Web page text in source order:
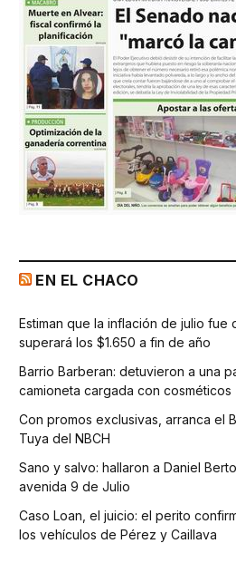
EN EL CHACO
Estiman que la inflación de julio
superará los $1.650 a fin de año
Barrio Barberan: detuvieron a una
camioneta cargada con cosméticos
Con promos exclusivas, arranca el
Tuya del NBCH
Sano y salvo: hallaron a Daniel
avenida 9 de Julio
Caso Loan, el juicio: el perito
los vehículos de Pérez y Caillava